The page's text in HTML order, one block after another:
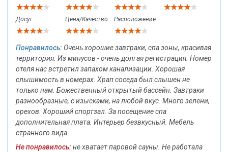
Досуг: Цена/Качество: Расположение:
Понравилось: Очень хорошие завтраки, спа зоны, красивая
территория. Из минусов - очень долгая регистрация. Номер
отеля нас встретил запахом канализации. Хорошая
слышимость в номерах. Храп соседа был слышен не
только нам. Божественный открытый бассейн. Завтраки
разнообразные, с изысками, на любой вкус. Много зелени,
орехов. Хороший спортзал. За посещение спа
дополнительная плата. Интерьер безвкусный. Мебель
странного вида.
Не понравилось: не хватает паровой сауны. Не работала